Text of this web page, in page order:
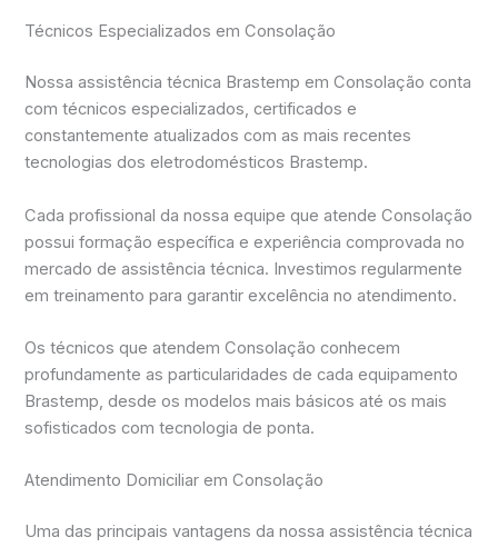
Técnicos Especializados em Consolação
Nossa assistência técnica Brastemp em Consolação conta
com técnicos especializados, certificados e
constantemente atualizados com as mais recentes
tecnologias dos eletrodomésticos Brastemp.
Cada profissional da nossa equipe que atende Consolação
possui formação específica e experiência comprovada no
mercado de assistência técnica. Investimos regularmente
em treinamento para garantir excelência no atendimento.
Os técnicos que atendem Consolação conhecem
profundamente as particularidades de cada equipamento
Brastemp, desde os modelos mais básicos até os mais
sofisticados com tecnologia de ponta.
Atendimento Domiciliar em Consolação
Uma das principais vantagens da nossa assistência técnica